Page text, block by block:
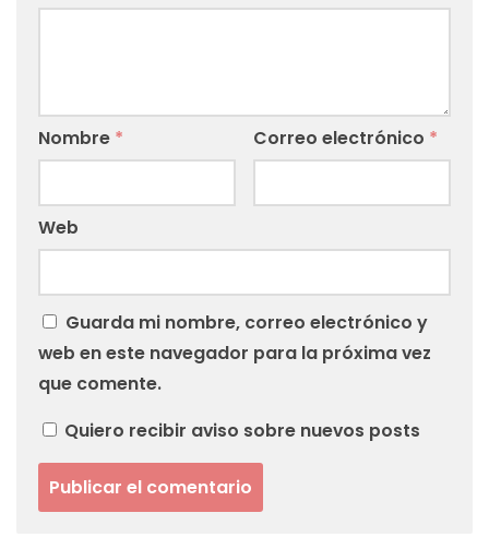
Nombre * Correo electrónico *
Web
Guarda mi nombre, correo electrónico y
web en este navegador para la próxima vez
que comente.
Quiero recibir aviso sobre nuevos posts